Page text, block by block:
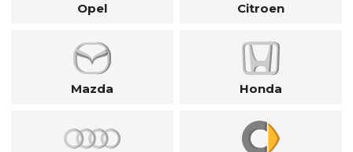
Opel Citroen
Mazda Honda